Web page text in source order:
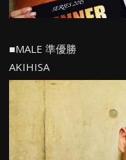
■MALE 準優勝
AKIHISA